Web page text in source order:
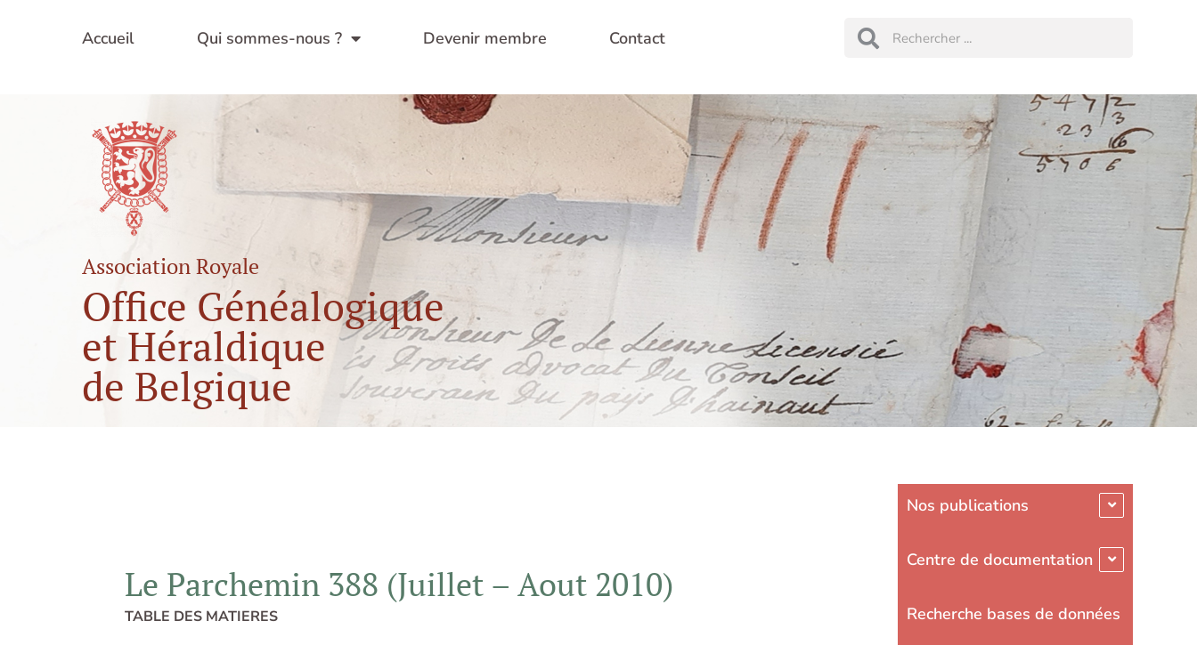
Accueil Qui sommes-nous ? Devenir membre Contact
RechercherRechercher
Association Royale
Office Généalogique
et Héraldique
de Belgique
Le Parchemin 388 (Juillet – Aout 2010)
TABLE DES MATIERES
Nos publications
Centre de documentation
Recherche bases de données